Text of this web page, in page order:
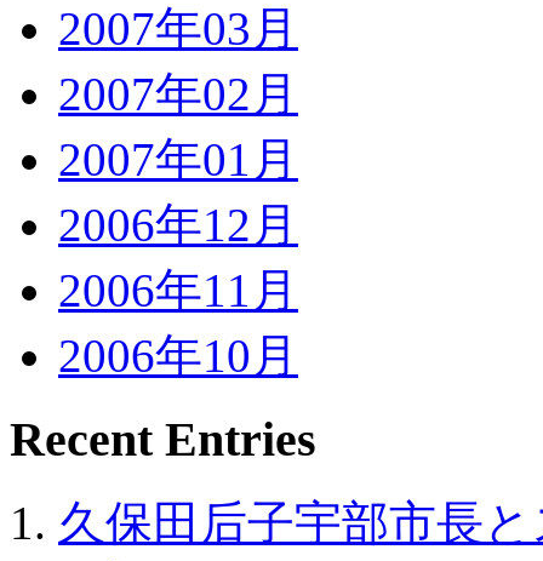
2007年03月
2007年02月
2007年01月
2006年12月
2006年11月
2006年10月
Recent Entries
久保田后子宇部市長